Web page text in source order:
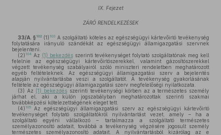
IX. Fejezet
ZÁRÓ RENDELKEZÉSEK
33/A. § 102 (1) 103A szolgáltató köteles az egészségügyi kártevőirtó tevékenység
folytatására irányuló szándékát az egészségügyi államigazgatási szervnek
bejelenteni.
(2) 104 Az (1) bekezdésszerinti tevékenységet folytató szolgáltatónak meg kell
felelnie az egészségügyi kártevőirtószerekkel, valamint gázosítószerekkel
végzett tevékenység szabályairól szóló miniszteri rendeletben meghatározott
egyéb feltételeknek. Az egészségügyi államigazgatási szerv a bejelentés
alapján nyilvántartásba veszi a szolgáltatót. A tevékenység gyakorlásának
feltétele az egészségügyi államigazgatási szerv megfelelőségi nyilatkozata.
(3) Az (1) bekezdés szerinti tevékenységi körben az a természetes személy
járhat el, aki a külön jogszabályban meghatározottak szerinti szakmai
továbbképzési kötelezettségének eleget tett.
(4) 105
Az egészségügyi államigazgatási szerv az egészségügyi kártevőirtó
tevékenységet folytató szolgáltatókról nyilvántartást vezet, amely – ha a
szolgáltató egyéni vállalkozó – tartalmazza a szolgáltató természetes
személyazonosító adatait, továbbá a tevékenység végzésére jogosult személy
természetes személyazonosító adatait. A nyilvántartásból kizárólag az e